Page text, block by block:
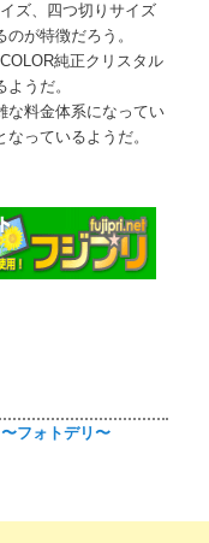
ズ、四つ切りサイズ
が特徴だろう。
純正クリスタル
うだ。
な料金体系になってい
っているようだ。
フォトデリ〜